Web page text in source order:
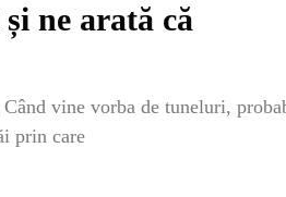
ne arată că
vine vorba de tuneluri,
prin care